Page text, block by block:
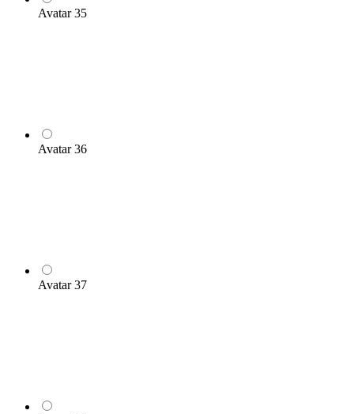
Avatar 35
Avatar 36
Avatar 37